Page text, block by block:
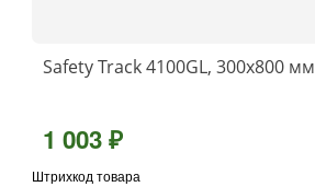
Safety Track 4100GL, 300x800 мм
1 003 ₽
Штрихкод товара